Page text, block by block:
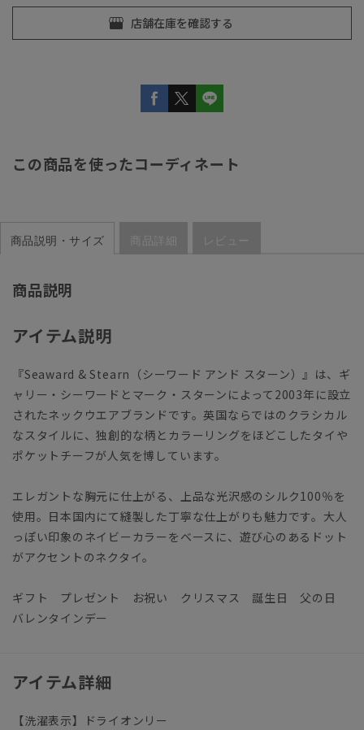
この商品を使ったコーディネート
商品説明・サイズ 商品詳細 レビュー
商品説明
アイテム説明
『Seaward & Stearn（シーワード アンド スターン）』は、ギ
ャリー・シーワードとマーク・スターンによって2003年に設立
されたネックウエアブランドです。英国ならではのクラシカル
なスタイルに、独創的な柄とカラーリングをほどこしたタイや
ポケットチーフが人気を博しています。
エレガントな胸元に仕上がる、上品な光沢感のシルク100％を
使用。日本国内にて縫製した丁寧な仕上がりも魅力です。大人
っぽい印象のネイビーカラーをベースに、遊び心のあるドット
がアクセントのネクタイ。
ギフト プレゼント お祝い クリスマス 誕生日 父の日
バレンタインデー
アイテム詳細
【洗濯表示】ドライオンリー